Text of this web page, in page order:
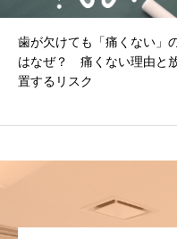
歯が欠けても「痛くない」
はなぜ？ 痛くない理由と
置するリスク